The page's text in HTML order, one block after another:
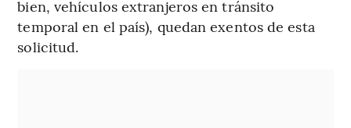
bien, vehículos extranjeros en tránsito
temporal en el país), quedan exentos de esta
solicitud.